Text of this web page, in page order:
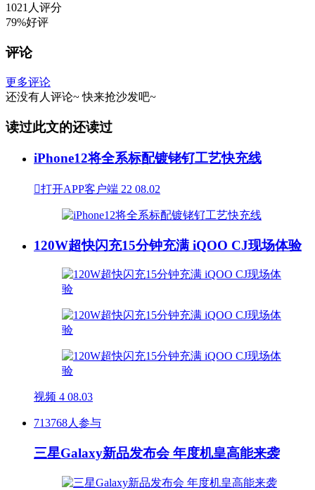
1021人评分
79%好评
评论
更多评论
还没有人评论~ 快来抢沙发吧~
读过此文的还读过
iPhone12将全系标配镀铑钌工艺快充线
打开APP客户端 22 08.02
120W超快闪充15分钟充满 iQOO CJ现场体验
视频 4 08.03
713768人参与
三星Galaxy新品发布会 年度机皇高能来袭